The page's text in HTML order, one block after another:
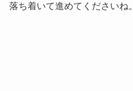
落ち着いて進めてくださいね。